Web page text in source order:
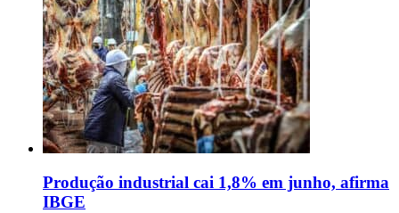
Produção industrial cai 1,8% em junho, afirma
IBGE